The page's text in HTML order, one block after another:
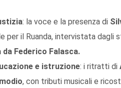
: la voce e la presenza di
per il Ruanda, intervistata dagli
Federico Falasca.
e istruzione: i ritratti di
, con tributi musicali e